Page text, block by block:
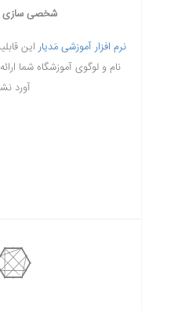
شخصی سازی
نرم افزار آموزشی مَدیار این
نام و لوگوی آموزشگاه شما
آورد